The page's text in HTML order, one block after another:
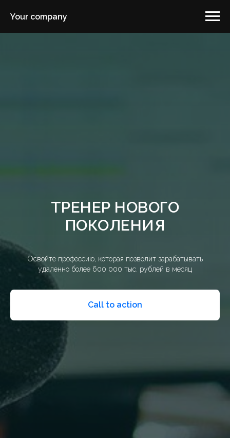
Your company
ТРЕНЕР НОВОГО
ПОКОЛЕНИЯ
Освойте профессию, которая позволит зарабатывать
удаленно более 600 000 тыс. рублей в месяц
Call to action